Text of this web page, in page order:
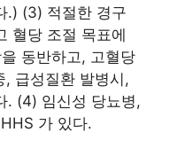
.) (3) 적절한 경구
혈당 조절 목표에
동반하고, 고혈당
, 급성질환 발병시,
. (4) 임신성 당뇨병,
가 있다.